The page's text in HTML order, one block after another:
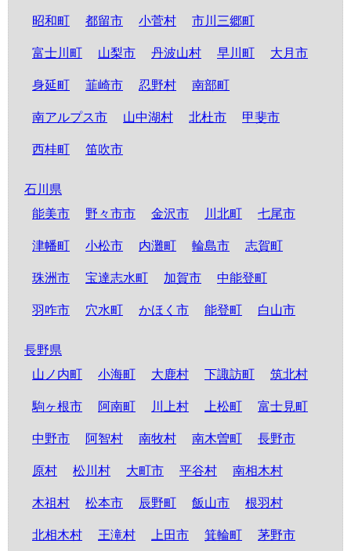
昭和町 都留市 小菅村 市川三郷町
富士川町 山梨市 丹波山村 早川町 大月市
身延町 韮崎市 忍野村 南部町
南アルプス市 山中湖村 北杜市 甲斐市
西桂町 笛吹市
石川県
能美市
野々市市 金沢市 川北町 七尾市
津幡町 小松市 内灘町 輪島市 志賀町
珠洲市 宝達志水町 加賀市 中能登町
羽咋市 穴水町 かほく市 能登町 白山市
長野県
山ノ内町
小海町 大鹿村 下諏訪町 筑北村
駒ヶ根市 阿南町 川上村 上松町 富士見町
中野市 阿智村 南牧村 南木曽町 長野市
原村 松川村 大町市 平谷村 南相木村
木祖村 松本市 辰野町 飯山市 根羽村
北相木村 王滝村 上田市 箕輪町 茅野市